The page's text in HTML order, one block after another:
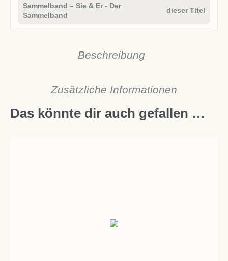
Sammelband – Sie & Er - Der
Sammelband
dieser Titel
Beschreibung
Zusätzliche Informationen
Das könnte dir auch gefallen …